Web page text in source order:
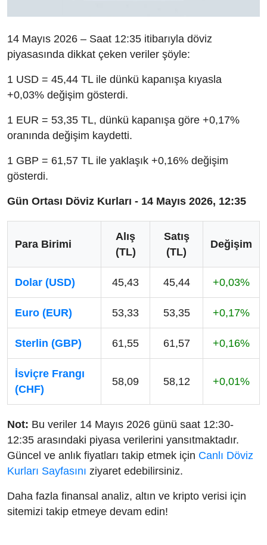
14 Mayıs 2026 – Saat 12:35 itibarıyla döviz
piyasasında dikkat çeken veriler şöyle:
1 USD = 45,44 TL ile dünkü kapanışa kıyasla
+0,03% değişim gösterdi.
1 EUR = 53,35 TL, dünkü kapanışa göre +0,17%
oranında değişim kaydetti.
1 GBP = 61,57 TL ile yaklaşık +0,16% değişim
gösterdi.
Gün Ortası Döviz Kurları - 14 Mayıs 2026, 12:35
Para Birimi
Alış
(TL)
Satış
(TL)
Değişim
Dolar (USD) 45,43 45,44 +0,03%
Euro (EUR) 53,33 53,35 +0,17%
Sterlin (GBP) 61,55 61,57 +0,16%
İsviçre Frangı
(CHF)
58,09 58,12 +0,01%
Not: Bu veriler 14 Mayıs 2026 günü saat 12:30-
12:35 arasındaki piyasa verilerini yansıtmaktadır.
Güncel ve anlık fiyatları takip etmek için Canlı Döviz
Kurları Sayfasını ziyaret edebilirsiniz.
Daha fazla finansal analiz, altın ve kripto verisi için
sitemizi takip etmeye devam edin!